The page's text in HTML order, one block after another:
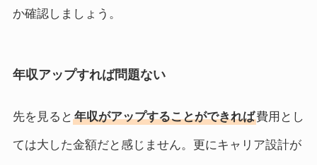
か確認しましょう。
年収アップすれば問題ない
先を見ると 年収がアップすることができれば費用とし
ては大した金額だと感じません。更にキャリア設計が